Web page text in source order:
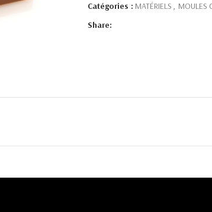
Catégories : MATÉRIELS , MOULES
Share: